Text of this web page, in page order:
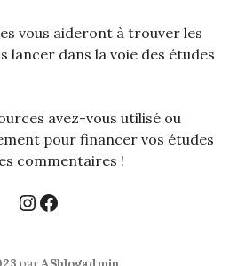
vous aideront à trouver les
lancer dans la voie des études
avez-vous utilisé ou
pour financer vos études
commentaires !
Instagram
Facebook